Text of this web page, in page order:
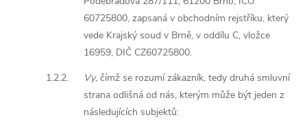
60725800, zapsaná v obchodním rejstříku, který
vede Krajský soud v Brně, v oddílu C, vložce
16959, DIČ CZ60725800.
1.2.2.
Vy, čímž se rozumí zákazník, tedy druhá smluvní
strana odlišná od nás, kterým může být jeden z
následujících subjektů: